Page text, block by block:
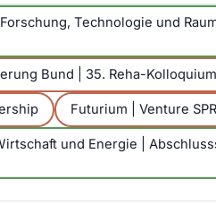
Technologie und
Bund | 35. Reha-
Futurium | Venture
und Energie |